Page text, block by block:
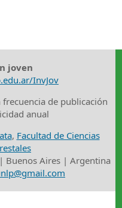
joven
InvJov
de publicación
anual
, Facultad de Ciencias
Buenos Aires | Argentina